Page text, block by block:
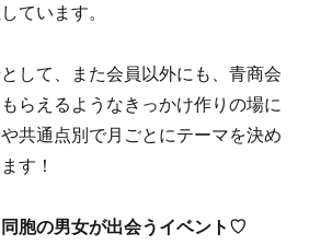
ています。
して、また会員以外にも、青商会
らえるようなきっかけ作りの場に
共通点別で月ごとにテーマを決め
す！
胞の男女が出会うイベント♡